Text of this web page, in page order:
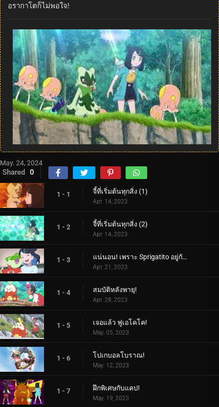
อรากาโตก็ไม่พอใจ!
May. 24, 2024
Shared 0
1 - 1 จี้ที่เริ่มต้นทุกสิ่ง (1)
Apr. 14, 2023
1 - 2 จี้ที่เริ่มต้นทุกสิ่ง (2)
Apr. 14, 2023
1 - 3 แน่นอน! เพราะ Sprigatito อยู่กับฉัน!
Apr. 21, 2023
1 - 4 สมบัติหลังพายุ!
Apr. 28, 2023
1 - 5 เจอแล้ว ฟูเอโคโค!
May. 05, 2023
1 - 6 โปเกบอลโบราณ!
May. 12, 2023
1 - 7 ฝึกพิเศษกับแคป!
May. 19, 2023